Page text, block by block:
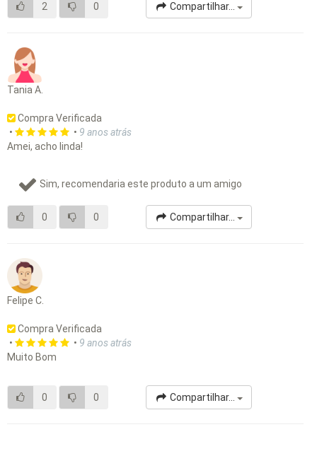
2 0 Compartilhar...
Tania A.
Compra Verificada
•
• 9 anos atrás
Amei, acho linda!
Sim, recomendaria este produto a um amigo
0 0 Compartilhar...
Felipe C.
Compra Verificada
•
• 9 anos atrás
Muito Bom
0 0 Compartilhar...